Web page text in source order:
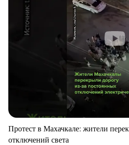
Протест в Махачкале: жители
отключений света